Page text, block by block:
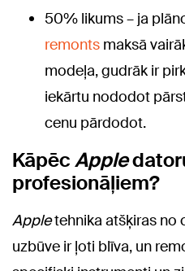
50% likums – ja
remonts maksā
modeļa, gudrāk ir
iekārtu nododot
cenu pārdodot.
KāpēcApple
profesionāļiem?
Appletehnika atšķiras no
uzbūve ir ļoti blīva, un